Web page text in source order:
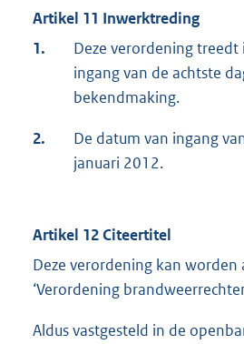
Artikel 11 Inwerktreding
1.
Deze verordening
ingang van de achtste
bekendmaking.
2.
De datum van ingang
januari 2012.
Artikel 12 Citeertitel
Deze verordening kan worden
‘Verordening
Aldus vastgesteld in de